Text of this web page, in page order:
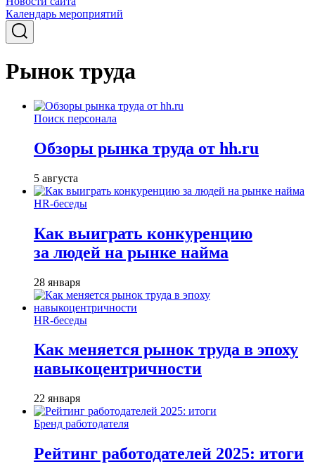
Календарь мероприятий
Рынок труда
Поиск персонала
Обзоры рынка труда от hh.ru
5 августа
HR-беседы
Как выиграть конкуренцию
за людей на рынке найма
28 января
HR-беседы
Как меняется рынок труда в эпоху
навыкоцентричности
22 января
Бренд работодателя
Рейтинг работодателей 2025: итоги